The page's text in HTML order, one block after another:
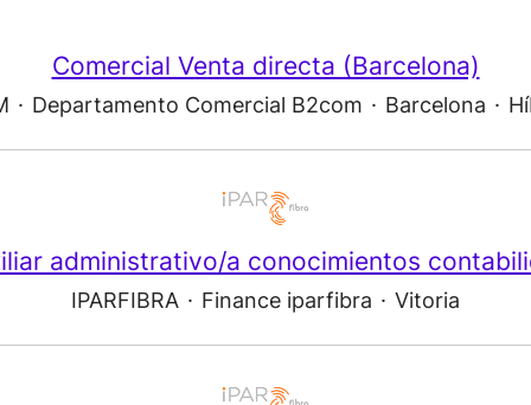
Comercial Venta directa (Barcelona)
· Departamento Comercial B2com · Barcelona ·
administrativo/a conocimientos
IPARFIBRA · Finance iparfibra · Vitoria